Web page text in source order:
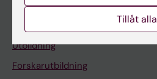
Utbildning
Forskarutbildning
Tillåt alla